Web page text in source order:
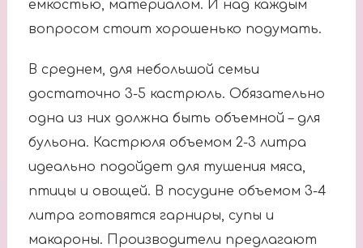
емкостью, материалом. И над каждым
вопросом стоит хорошенько подумать.
В среднем, для небольшой семьи
достаточно 3-5 кастрюль. Обязательно
одна из них должна быть объемной – для
бульона. Кастрюля объемом 2-3 литра
идеально подойдет для тушения мяса,
птицы и овощей. В посудине объемом 3-4
литра готовятся гарниры, супы и
макароны. Производители предлагают